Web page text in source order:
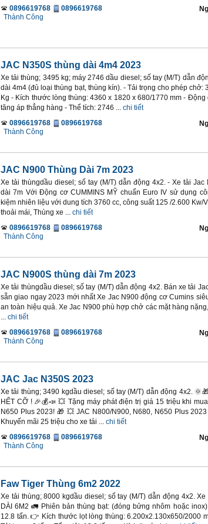
0896619768
0896619768
Thành Công
JAC N350S thùng dài 4m4 2023
Xe tải thùng; 3495 kg; máy 2746 dầu diesel; số tay (M/T) dẫn
dài 4m4 (đủ loại thùng bạt, thùng kín). - Tải trọng cho phép chở:
Kg - Kích thước lòng thùng: 4360 x 1820 x 680/1770 mm -
tăng áp thẳng hàng - Thể tích: 2746 ... chi tiết
0896619768
0896619768
Thành Công
JAC N900 Thùng Dài 7m 2023
Xe tải thùngdầu diesel; số tay (M/T) dẫn động 4x2. - Xe tải
dài 7m Với Động cơ CUMMINS MỸ chuẩn Euro IV sử dụng
kiệm nhiên liệu với dung tích 3760 cc, công suất 125 /2.600 Kw/
thoải mái, Thùng xe ... chi tiết
0896619768
0896619768
Thành Công
JAC N900S thùng dài 7m 2023
Xe tải thùngdầu diesel; số tay (M/T) dẫn động 4x2. Bán xe tải
sẵn giao ngay 2023 mới nhất Xe Jac N900 động cơ Cumins
an toàn hiệu quả. Xe Jac N900 phù hợp chở các mặt hàng
... chi tiết
0896619768
0896619768
Thành Công
JAC Jac N350S 2023
Xe tải thùng; 3490 kgdầu diesel; số tay (M/T) dẫn động 4x2.
HẾT CỠ ! 🎉💰📣 💥 Tặng máy phát điện trị giá 15 triệu khi
N650 Plus 2023! 🎁 💥 JAC N800/N900, N680, N650 Plus
Khuyến mãi 25 triệu cho xe tải ... chi tiết
0896619768
0896619768
Thành Công
Faw Tiger Thùng 6m2 2022
Xe tải thùng; 8000 kgdầu diesel; số tay (M/T) dẫn động 4x2. Xe
DÀI 6M2 🚛 Phiên bản thùng bạt: (đóng bửng nhôm hoặc
12.8 tấn. 👉 Kích thước lọt lòng thùng: 6.200x2.130x650/2000